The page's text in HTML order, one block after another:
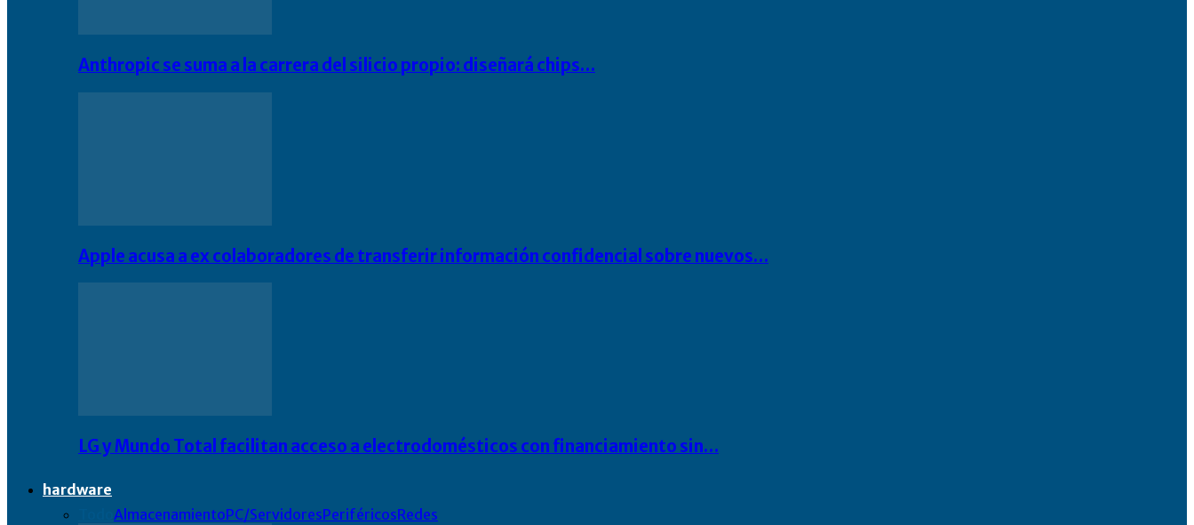
Anthropic se suma a la carrera del silicio propio: diseñará chips…
Apple acusa a ex colaboradores de transferir información confidencial sobre nuevos…
LG y Mundo Total facilitan acceso a electrodomésticos con financiamiento sin…
hardware
AlmacenamientoPC/ServidoresPeriféricosRedes